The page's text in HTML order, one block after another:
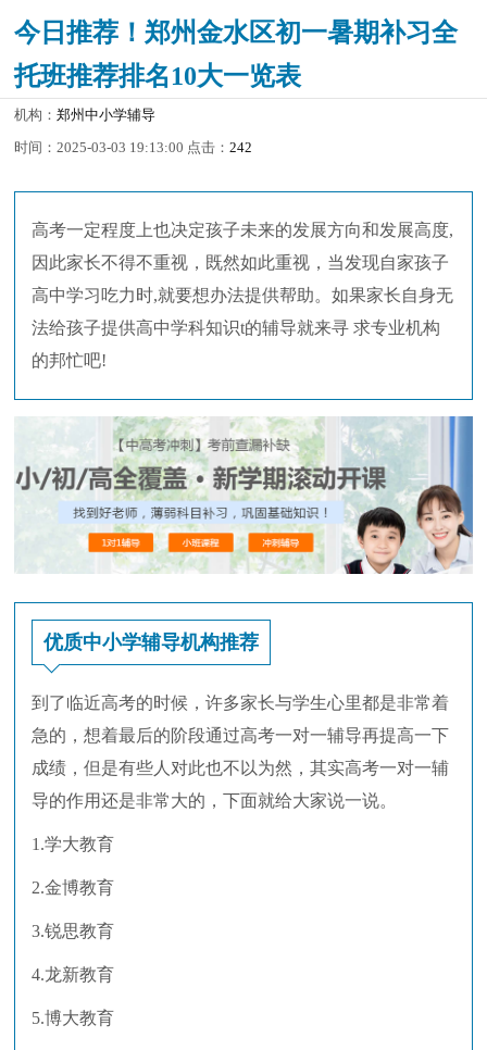
今日推荐！郑州金水区初一暑期补习全
托班推荐排名10大一览表
机构：郑州中小学辅导
时间：2025-03-03 19:13:00 点击：242
高考一定程度上也决定孩子未来的发展方向和发展高度,
因此家长不得不重视，既然如此重视，当发现自家孩子
高中学习吃力时,就要想办法提供帮助。如果家长自身无
法给孩子提供高中学科知识t的辅导就来寻 求专业机构
的邦忙吧!
优质中小学辅导机构推荐
到了临近高考的时候，许多家长与学生心里都是非常着
急的，想着最后的阶段通过高考一对一辅导再提高一下
成绩，但是有些人对此也不以为然，其实高考一对一辅
导的作用还是非常大的，下面就给大家说一说。
1.学大教育
2.金博教育
3.锐思教育
4.龙新教育
5.博大教育